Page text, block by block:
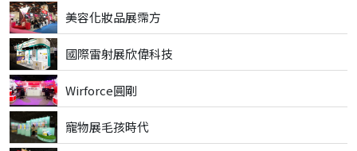
美容化妝品展霈方
國際雷射展欣偉科技
Wirforce圓剛
寵物展毛孩時代